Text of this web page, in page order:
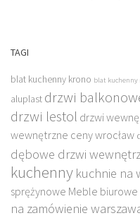
TAGI
blat kuchenny krono blat
aluplast drzwi
drzwi lestol drzwi
wewnętrzne ceny wrocław
dębowe drzwi
kuchenny kuchnie na
sprężynowe Meble
na zamówienie